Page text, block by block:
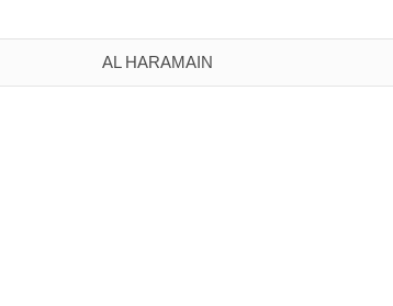
AL HARAMAIN